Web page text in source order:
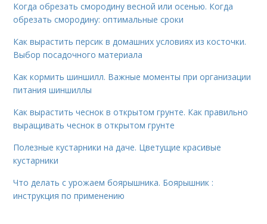
Когда обрезать смородину весной или осенью. Когда
обрезать смородину: оптимальные сроки
Как вырастить персик в домашних условиях из косточки.
Выбор посадочного материала
Как кормить шиншилл. Важные моменты при организации
питания шиншиллы
Как вырастить чеснок в открытом грунте. Как правильно
выращивать чеснок в открытом грунте
Полезные кустарники на даче. Цветущие красивые
кустарники
Что делать с урожаем боярышника. Боярышник :
инструкция по применению